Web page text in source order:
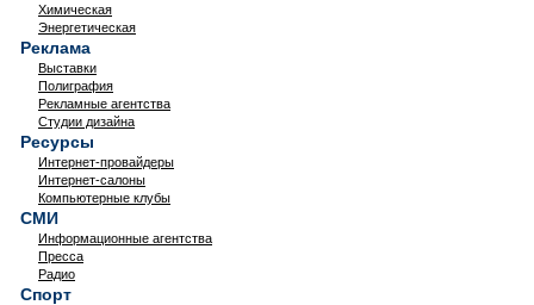
Химическая
Энергетическая
Реклама
Выставки
Полиграфия
Рекламные агентства
Студии дизайна
Ресурсы
Интернет-провайдеры
Интернет-салоны
Компьютерные клубы
СМИ
Информационные агентства
Пресса
Радио
Спорт